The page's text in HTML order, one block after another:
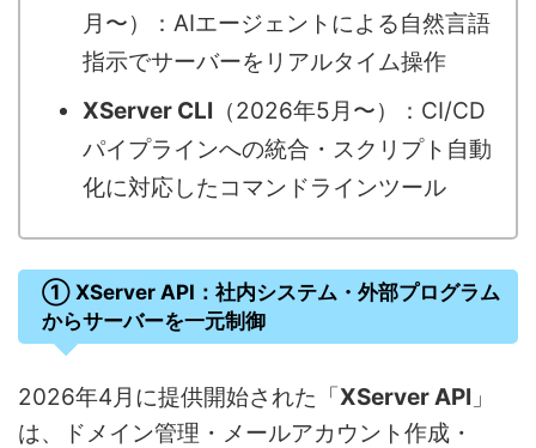
月〜）：AIエージェントによる自然言語
指示でサーバーをリアルタイム操作
XServer CLI （2026年5月〜）：CI/CD
パイプラインへの統合・スクリプト自動
化に対応したコマンドラインツール
① XServer API：社内システム・外部プログラム
からサーバーを一元制御
2026年4月に提供開始された「XServer API 」
は、ドメイン管理・メールアカウント作成・